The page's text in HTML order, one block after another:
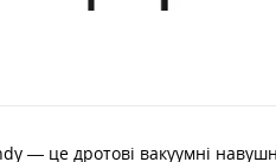
— це дротові вакуумні